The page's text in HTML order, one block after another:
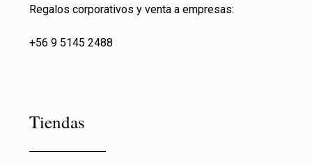
Regalos corporativos y venta a empresas:
+56 9 5145 2488
Tiendas